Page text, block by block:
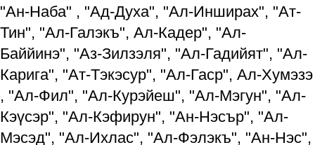
"Ан-Наба" , "Ад-Духа", "Ал-Инширах", "Ат-
Тин", "Ал-Галэкъ", Ал-Кадер", "Ал-
Баййинэ", "Аз-Зилзэля", "Ал-Гадийят", "Ал-
Карига", "Ат-Тэкэсур", "Ал-Гаср", Ал-Хумэзэ
, "Ал-Фил", "Ал-Курэйеш", "Ал-Мэгун", "Ал-
Кэүсэр", "Ал-Кэфирун", "Ан-Нэсър", "Ал-
Мэсэд", "Ал-Ихлас", "Ал-Фэлэкъ", "Ан-Нэс",